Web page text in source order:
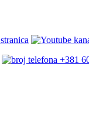
+381